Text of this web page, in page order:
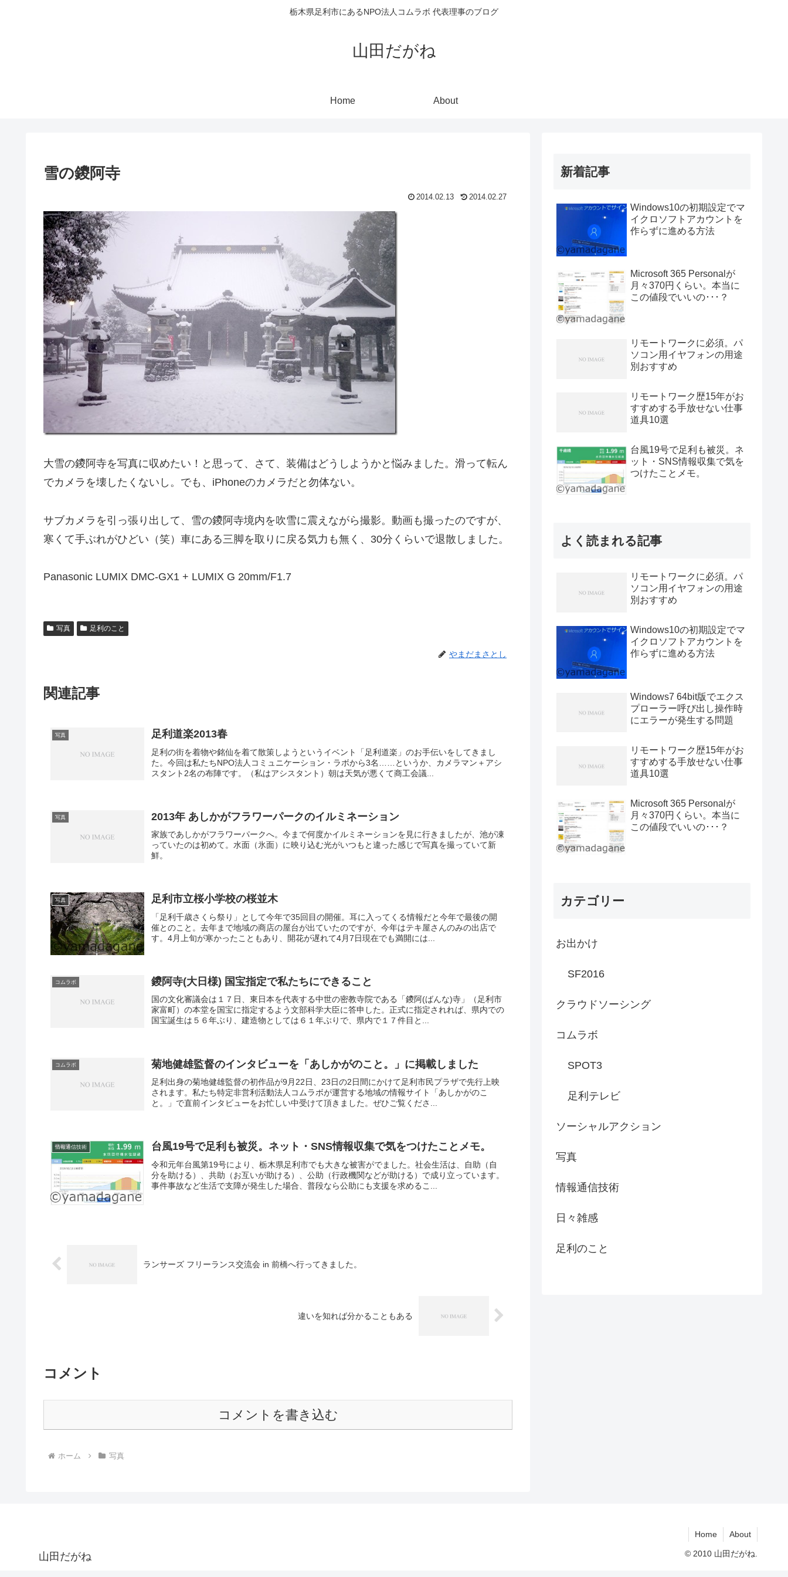
栃木県足利市にあるNPO法人コムラボ 代表理事のブログ
山田だがね
Home About
雪の鑁阿寺
2014.02.13 2014.02.27
大雪の鑁阿寺を写真に収めたい！と思って、さて、装備はどうしようかと悩みました。滑って転ん
でカメラを壊したくないし。でも、iPhoneのカメラだと勿体ない。
サブカメラを引っ張り出して、雪の鑁阿寺境内を吹雪に震えながら撮影。動画も撮ったのですが、
寒くて手ぶれがひどい（笑）車にある三脚を取りに戻る気力も無く、30分くらいで退散しました。
Panasonic LUMIX DMC-GX1 + LUMIX G 20mm/F1.7
写真 足利のこと
やまだまさとし
関連記事
写真 足利道楽2013春
足利の街を着物や銘仙を着て散策しようというイベント「足利道楽」のお手伝いをしてきまし
た。今回は私たちNPO法人コミュニケーション・ラボから3名……というか、カメラマン＋アシ
スタント2名の布陣です。（私はアシスタント）朝は天気が悪くて商工会議...
写真 2013年 あしかがフラワーパークのイルミネーション
家族であしかがフラワーパークへ。今まで何度かイルミネーションを見に行きましたが、池が凍
っていたのは初めて。水面（氷面）に映り込む光がいつもと違った感じで写真を撮っていて新
鮮。
写真 足利市立桜小学校の桜並木
「足利千歳さくら祭り」として今年で35回目の開催。耳に入ってくる情報だと今年で最後の開
催とのこと。去年まで地域の商店の屋台が出ていたのですが、今年はテキ屋さんのみの出店で
す。4月上旬が寒かったこともあり、開花が遅れて4月7日現在でも満開には...
コムラボ 鑁阿寺(大日様) 国宝指定で私たちにできること
国の文化審議会は１７日、東日本を代表する中世の密教寺院である「鑁阿(ばんな)寺」（足利市
家富町）の本堂を国宝に指定するよう文部科学大臣に答申した。正式に指定されれば、県内での
国宝誕生は５６年ぶり、建造物としては６１年ぶりで、県内で１７件目と...
コムラボ 菊地健雄監督のインタビューを「あしかがのこと。」に掲載しました
足利出身の菊地健雄監督の初作品が9月22日、23日の2日間にかけて足利市民プラザで先行上映
されます。私たち特定非営利活動法人コムラボが運営する地域の情報サイト「あしかがのこ
と。」で直前インタビューをお忙しい中受けて頂きました。ぜひご覧くださ...
情報通信技術 台風19号で足利も被災。ネット・SNS情報収集で気をつけたことメモ。
令和元年台風第19号により、栃木県足利市でも大きな被害がでました。社会生活は、自助（自
分を助ける）、共助（お互いが助ける）、公助（行政機関などが助ける）で成り立っています。
事件事故など生活で支障が発生した場合、普段なら公助にも支援を求めるこ...
ランサーズ フリーランス交流会 in 前橋へ行ってきました。
違いを知れば分かることもある
コメント
コメントを書き込む
ホーム 写真
新着記事
Windows10の初期設定でマ
イクロソフトアカウントを
作らずに進める方法
Microsoft 365 Personalが
月々370円くらい。本当に
この値段でいいの･･･？
リモートワークに必須。パ
ソコン用イヤフォンの用途
別おすすめ
リモートワーク歴15年がお
すすめする手放せない仕事
道具10選
台風19号で足利も被災。ネ
ット・SNS情報収集で気を
つけたことメモ。
よく読まれる記事
リモートワークに必須。パ
ソコン用イヤフォンの用途
別おすすめ
Windows10の初期設定でマ
イクロソフトアカウントを
作らずに進める方法
Windows7 64bit版でエクス
プローラー呼び出し操作時
にエラーが発生する問題
リモートワーク歴15年がお
すすめする手放せない仕事
道具10選
Microsoft 365 Personalが
月々370円くらい。本当に
この値段でいいの･･･？
カテゴリー
お出かけ
SF2016
クラウドソーシング
コムラボ
SPOT3
足利テレビ
ソーシャルアクション
写真
情報通信技術
日々雑感
足利のこと
山田だがね
Home About
© 2010 山田だがね.